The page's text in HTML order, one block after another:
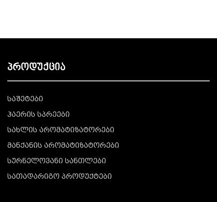
პროდუქცია
საშეტები
ჰაერის სპრეები
სახლის არომატიზატორები
მანქანის არომატიზატორები
სურნელოვანი სანთლები
სათადარიგო პროდუქტები